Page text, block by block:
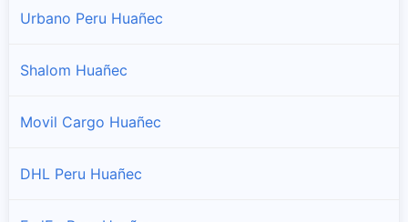
Urbano Peru Huañec
Shalom Huañec
Movil Cargo Huañec
DHL Peru Huañec